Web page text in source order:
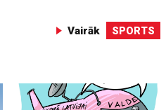
Vairāk SPORTS